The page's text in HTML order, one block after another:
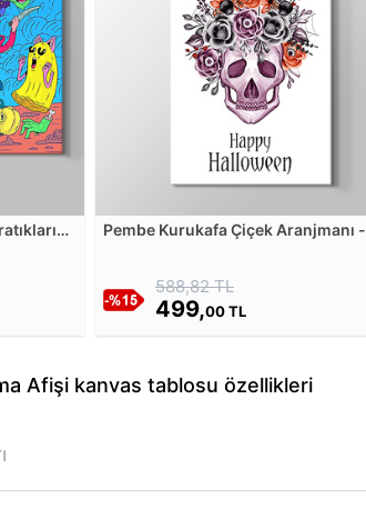
Pembe Kurukafa Çiçek Aranjmanı -
588,82 TL
499,00 TL
Afişi kanvas tablosu özellikleri